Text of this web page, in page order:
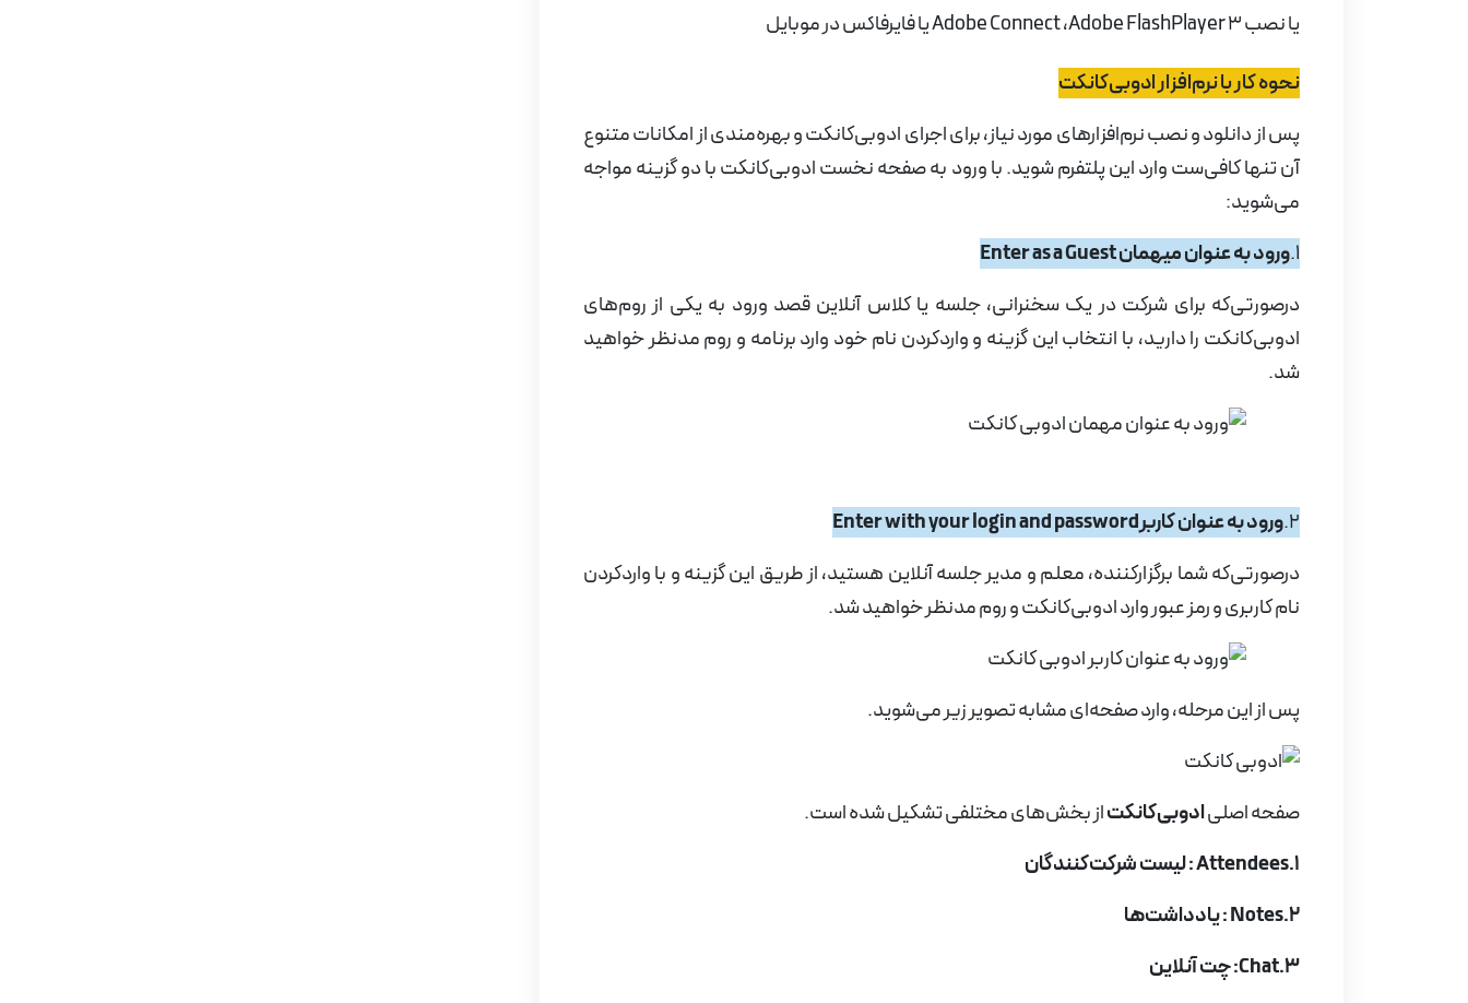
یا نصبAdobe FlashPlayer 3،Adobe Connectیا فایرفاکسدر موبایل
نحوه کار با نرم‌افزار ادوبی‌کانکت
پس از دانلود و نصب نرم‌افزارهای مورد نیاز، برای اجرای ادوبی‌کانکت و بهره‌مندی از امکانات متنوع
آن تنها کافی‌ست وارد این پلتفرم شوید. با ورود به صفحه نخست ادوبی‌کانکت با دو گزینه مواجه
می‌شوید:
1. ورود به عنوان میهمانEnter as a Guest
درصورتی‌که برای شرکت در یک سخنرانی، جلسه یا کلاس آنلاین قصد ورود به یکی از روم‌های
ادوبی‌کانکت را دارید، با انتخاب این گزینه و واردکردن نام خود وارد برنامه و روم مدنظر خواهید
شد.
2. ورود به عنوان کاربرEnter with your login and password
درصورتی‌که شما برگزارکننده، معلم و مدیر جلسه آنلاین هستید، از طریق این گزینه و با واردکردن
نام کاربری و رمز عبور وارد ادوبی‌کانکت و روم مدنظر خواهید شد.
پس از این مرحله، وارد صفحه‌ای مشابه تصویر زیر می‌شوید.
صفحه اصلیادوبی‌کانکتاز بخش‌های مختلفی تشکیل شده است.
1.
Attendees: لیست شرکت‌کنندگان
2.
Notes: یادداشت‌ها
3.
Chat: چت آنلاین